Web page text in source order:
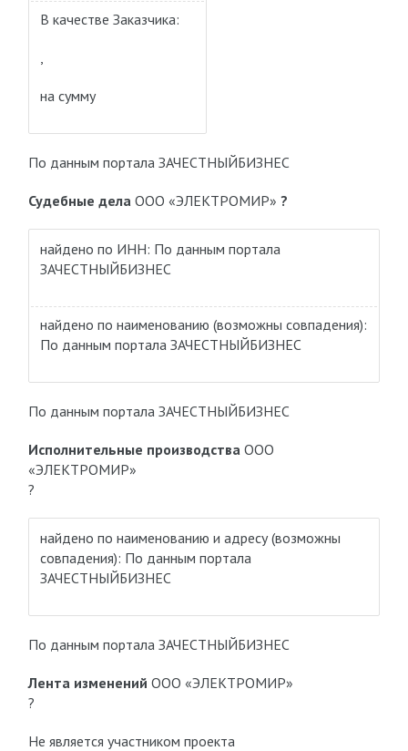
В качестве Заказчика:
,
на сумму
По данным портала ЗАЧЕСТНЫЙБИЗНЕС
Судебные делаООО «ЭЛЕКТРОМИР» ?
найдено по ИНН: По данным портала
ЗАЧЕСТНЫЙБИЗНЕС
найдено по наименованию (возможны совпадения):
По данным портала ЗАЧЕСТНЫЙБИЗНЕС
По данным портала ЗАЧЕСТНЫЙБИЗНЕС
Исполнительные производстваООО
«ЭЛЕКТРОМИР»
?
найдено по наименованию и адресу(возможны
совпадения): По данным портала
ЗАЧЕСТНЫЙБИЗНЕС
По данным портала ЗАЧЕСТНЫЙБИЗНЕС
Лента изменений ООО «ЭЛЕКТРОМИР»
?
Не является участником проекта